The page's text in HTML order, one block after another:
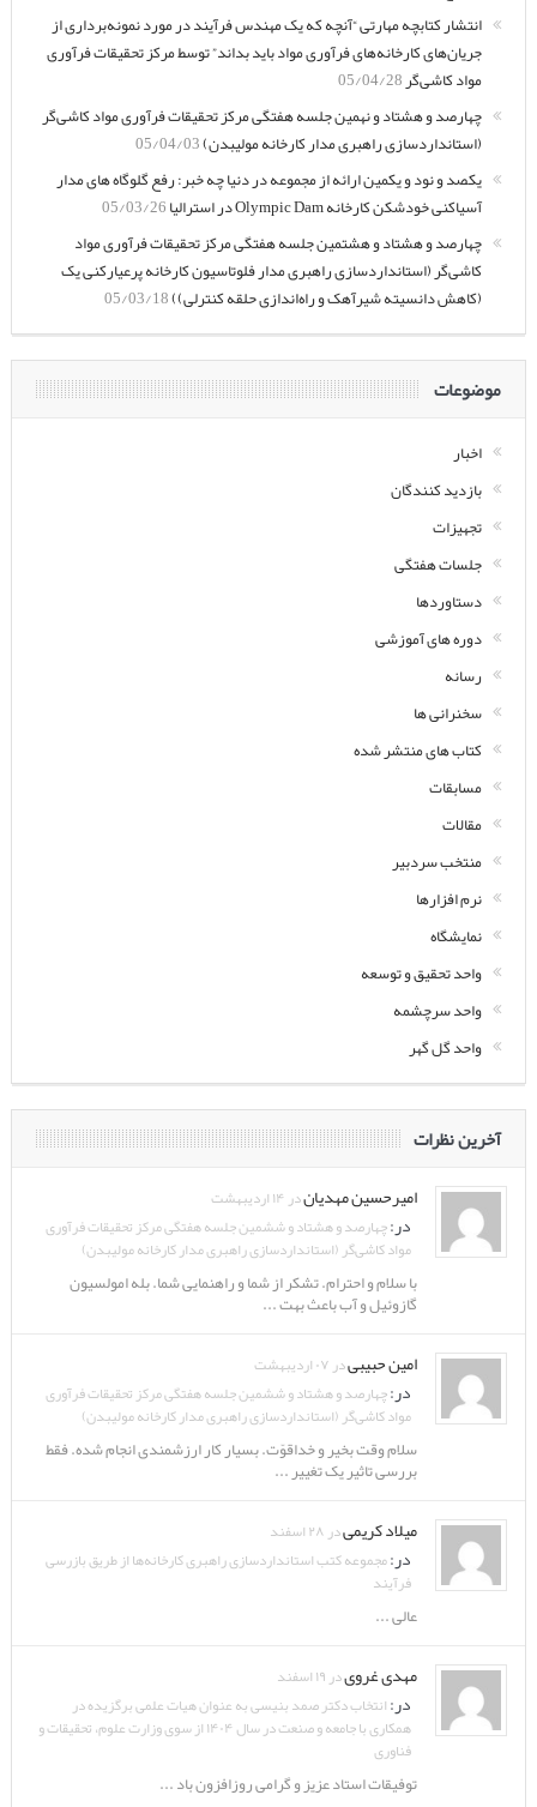
انتشار کتابچه مهارتی “آنچه که یک مهندس فرآیند در مورد نمونه‌برداری از
جریان‌های کارخانه‌های فرآوری مواد باید بداند” توسط مرکز تحقیقات فرآوری
مواد کاشی‌گر05/04/28
چهارصد و هشتاد و نهمین جلسه هفتگی مرکز تحقیقات فرآوری مواد کاشی‌گر
(استانداردسازی راهبری مدار کارخانه مولیبدن)05/04/03
یکصد و نود و یکمین ارائه از مجموعه در دنیا چه خبر: رفع گلوگاه های مدار
آسیاکنی خودشکن کارخانه Olympic Dam در استرالیا
05/03/26
چهارصد و هشتاد و هشتمین جلسه هفتگی مرکز تحقیقات فرآوری مواد
کاشی‌گر (استانداردسازی راهبری مدار فلوتاسیون کارخانه پرعیارکنی یک
(کاهش دانسیته شیرآهک و راه‌اندازی حلقه کنترلی))05/03/18
موضوعات
اخبار
بازدید کنندگان
تجهیزات
جلسات هفتگی
دستاوردها
دوره های آموزشی
رسانه
سخنرانی ها
کتاب های منتشر شده
مسابقات
مقالات
منتخب سردبیر
نرم افزارها
نمایشگاه
واحد تحقیق و توسعه
واحد سرچشمه
واحد گل گهر
آخرین نظرات
امیرحسین مهدیاندر ۱۴ اردیبهشت
در:چهارصد و هشتاد و ششمین جلسه هفتگی مرکز تحقیقات فرآوری
مواد کاشی‌گر (استانداردسازی راهبری مدار کارخانه مولیبدن)
با سلام و احترام. تشکر از شما و راهنمایی شما. بله امولسیون
گازوئیل و آب باعث بهت ...
امین حبیبیدر ۰۷ اردیبهشت
در:چهارصد و هشتاد و ششمین جلسه هفتگی مرکز تحقیقات فرآوری
مواد کاشی‌گر (استانداردسازی راهبری مدار کارخانه مولیبدن)
سلام وقت بخیر و خداقوّت. بسیار کار ارزشمندی انجام شده. فقط
بررسی تاثیر یک تغییر ...
میلاد کریمیدر ۲۸ اسفند
در:مجموعه کتب استانداردسازی راهبری کارخانه‌ها از طریق بازرسی
فرآیند
عالی ...
مهدی غرویدر ۱۹ اسفند
در:انتخاب دکتر صمد بنیسی به عنوان هیات علمی برگزیده در
همکاری با جامعه و صنعت در سال ۱۴۰۴ از سوی وزارت علوم، تحقیقات و
فناوری
توفیقات استاد عزیز و گرامی روزافزون باد ...